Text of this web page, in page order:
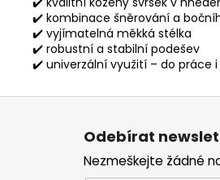
✔️ kombinace šněrování a
✔️ vyjímatelná měkká stélka
✔️ robustní a stabilní podešev
✔️ univerzální využití – do práce i
Z
Odebírat
Nezmeškejte žádné